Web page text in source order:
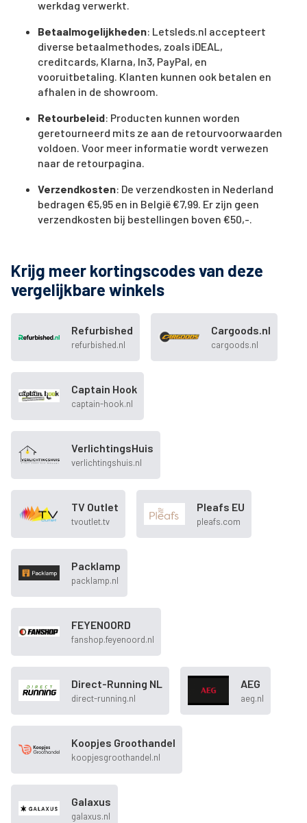
werkdag verwerkt.
Betaalmogelijkheden: Letsleds.nl accepteert
diverse betaalmethodes, zoals iDEAL,
creditcards, Klarna, In3, PayPal, en
vooruitbetaling. Klanten kunnen ook betalen en
afhalen in de showroom.
Retourbeleid: Producten kunnen worden
geretourneerd mits ze aan de retourvoorwaarden
voldoen. Voor meer informatie wordt verwezen
naar de retourpagina.
Verzendkosten: De verzendkosten in Nederland
bedragen €5,95 en in België €7,99. Er zijn geen
verzendkosten bij bestellingen boven €50,-.
Krijg meer kortingscodes van deze
vergelijkbare winkels
Refurbished
refurbished.nl
Cargoods.nl
cargoods.nl
Captain Hook
captain-hook.nl
VerlichtingsHuis
verlichtingshuis.nl
TV Outlet
tvoutlet.tv
Pleafs EU
pleafs.com
Packlamp
packlamp.nl
FEYENOORD
fanshop.feyenoord.nl
Direct-Running NL
direct-running.nl
AEG
aeg.nl
Koopjes Groothandel
koopjesgroothandel.nl
Galaxus
galaxus.nl